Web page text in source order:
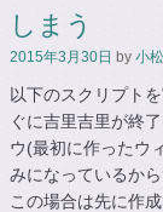
しまう
2015年3月30日 by 小
以下のスクリプト
ぐに吉里吉里が終
ウ(最初に作ったウ
みになっているから
この場合は先に作